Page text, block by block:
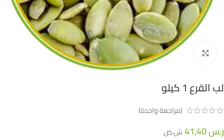
اضغط للتكبير
لب القرع 1 كيلو
(مراجعة واحدة)
ر.س ش.ض